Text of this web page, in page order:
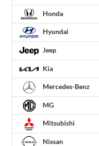
Honda
Hyundai
Jeep
Kia
Mercedes-Benz
MG
Mitsubishi
Nissan